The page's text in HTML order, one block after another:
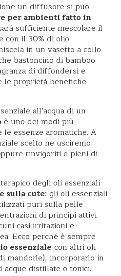
un diffusore si può
per ambienti fatto in
sufficiente mescolare il
con il 30% di olio
in un vasetto a collo
bastoncino di bamboo
di diffondersi e
le proprietà benefiche
all’acqua di un
è uno dei modi più
essenze aromatiche. A
scelto ne usciremo
rinvigoriti e pieni di
degli oli essenziali
sulla cute: gli oli essenziali
puri sulla pelle
di principi attivi
casi irritazioni e
Ecco perché è sempre
essenziale con altri oli
mandorle), incorporarlo in
acque distillate o tonici.